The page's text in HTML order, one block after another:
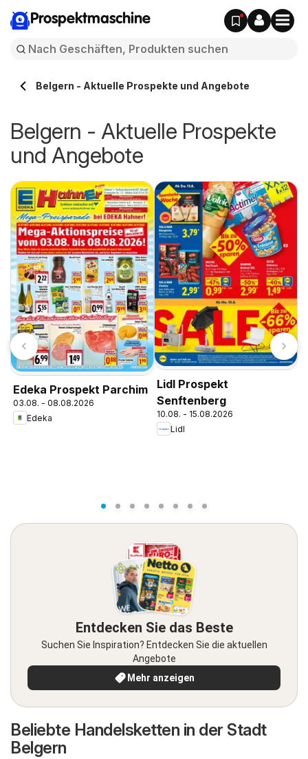
Prospektmaschine
Belgern - Aktuelle Prospekte und Angebote
Belgern - Aktuelle Prospekte
und Angebote
Edeka Prospekt Parchim
03.08. - 08.08.2026
Edeka
Lidl Prospekt
Senftenberg
10.08. - 15.08.2026
Lidl
Entdecken Sie das Beste
Suchen Sie Inspiration? Entdecken Sie die aktuellen
Angebote
Mehr anzeigen
Beliebte Handelsketten in der Stadt
Belgern